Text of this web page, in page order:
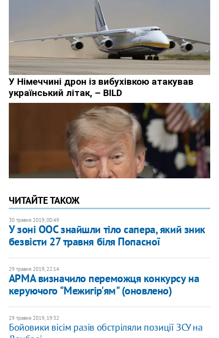
ЧИТАЙТЕ ТАКОЖ
30 травня 2019, 00:49
У зоні ООС знайшли тіло сапера, який зник
безвісти 27 травня біля Попасної
29 травня 2019, 22:14
АРМА визначило переможця конкурсу на
керуючого "Межигір'ям" (оновлено)
29 травня 2019, 19:32
Бойовики вісім разів обстріляли позиції ЗСУ на